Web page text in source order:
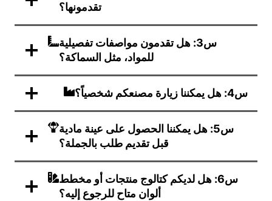
تقدمونها؟
س3: هل تقدمون مواصفات تفصيلية
للمواد، مثل السماكة؟
س4: هل يمكننا زيارة مصنعكم شخصياً؟
س5: هل يمكننا الحصول على عينة مادية
قبل تقديم طلب بالجملة؟
س6: هل لديكم كتالوج منتجات أو مخطط
ألوان متاح للرجوع إليه؟